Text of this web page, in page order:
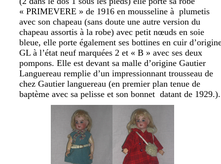
« PRIMEVERE » de 1916 en mousseline à plumetis
avec son chapeau (sans doute une autre version du
chapeau assortis à la robe) avec petit nœuds en soie
bleue, elle porte également ses bottines en cuir
GL à l’état neuf marquées 2 et « B » avec ses deux
pompons. Elle est devant sa malle d’origine Gautier
Languereau remplie d’un impressionnant trousseau de
chez Gautier languereau (en premier plan tenue de
baptème avec sa pelisse et son bonnet datant de 1929.).